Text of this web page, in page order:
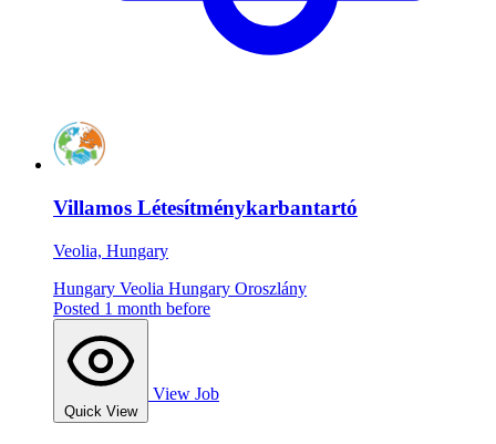
Villamos Létesítménykarbantartó
Veolia, Hungary
Hungary Veolia Hungary Oroszlány
Posted 1 month before
Quick View
View Job